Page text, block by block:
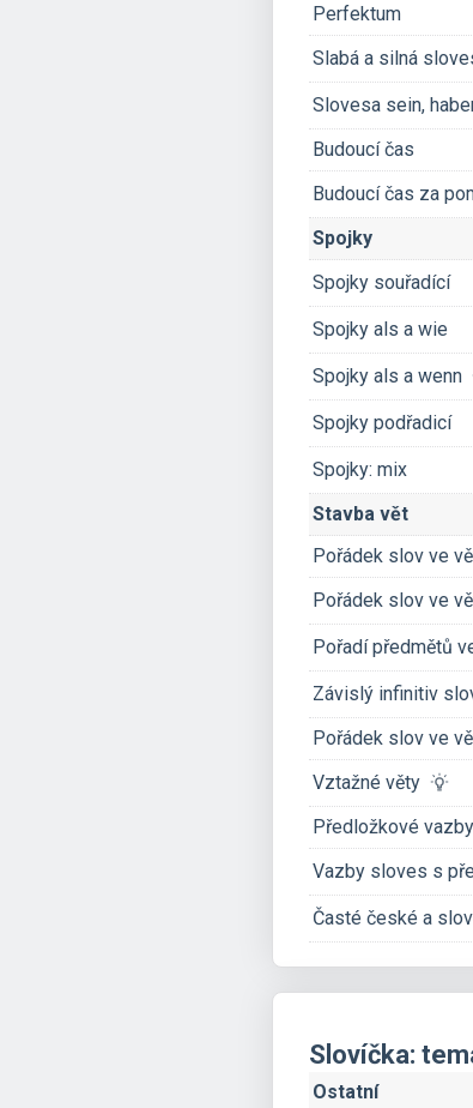
Perfektum
Slabá a silná
Slovesa sein,
Budoucí čas
Budoucí čas za
Spojky
Spojky souřadící
Spojky als a wie
Spojky als a wenn
Spojky podřadicí
Spojky: mix
Stavba vět
Pořádek slov ve
Pořádek slov ve
Pořadí předmětů
Závislý infinitiv
Pořádek slov ve
Vztažné věty
Předložkové vazby
Vazby sloves s
Časté české a
Slovíčka:
Ostatní